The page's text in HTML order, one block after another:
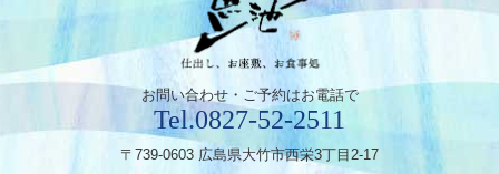
お問い合わせ・ご予約はお電話で
Tel.0827-52-2511
〒739-0603 広島県大竹市西栄3丁目2-17